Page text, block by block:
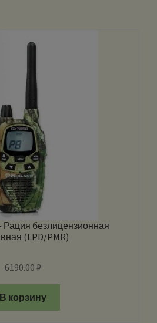
Рация безлицензионная
(LPD/PMR)
6190.00₽
В корзину